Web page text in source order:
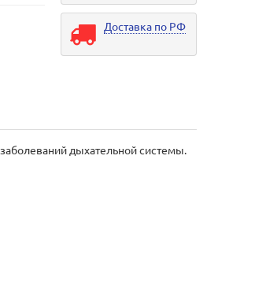
Доставка по РФ
дыхательной системы.